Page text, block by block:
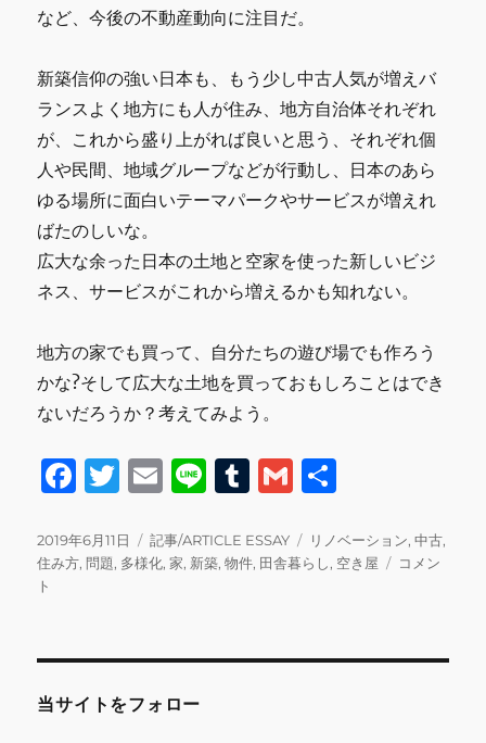
など、今後の不動産動向に注目だ。
新築信仰の強い日本も、もう少し中古人気が増えバ
ランスよく地方にも人が住み、地方自治体それぞれ
が、これから盛り上がれば良いと思う、それぞれ個
人や民間、地域グループなどが行動し、日本のあら
ゆる場所に面白いテーマパークやサービスが増えれ
ばたのしいな。
広大な余った日本の土地と空家を使った新しいビジ
ネス、サービスがこれから増えるかも知れない。
地方の家でも買って、自分たちの遊び場でも作ろう
かな?そして広大な土地を買っておもしろことはでき
ないだろうか？考えてみよう。
F
c
e
o
o
k
T
it
te
E
ai
l
Li
e
T
m
bl
G
ai
l
投
稿
日:
2019年6月11日
カ
テ
記事/ARTICLE ESSAY
タ
グ
リノベーション,中古,
住み方, 問題, 多様化,家, 新築,物件, 田舎暮らし, 空き屋
空
コメン
ト
当サイトをフォロー